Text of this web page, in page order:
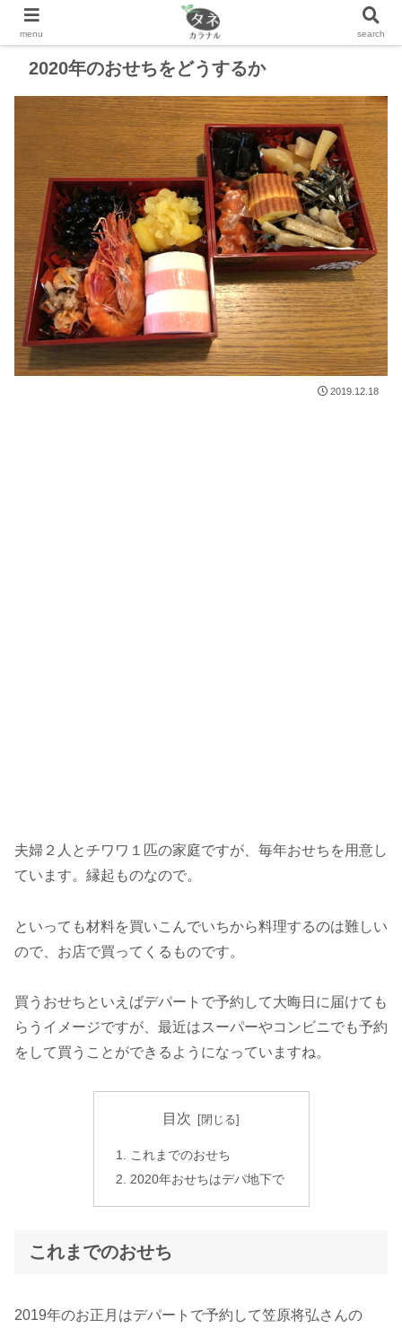
2020年のおせちをどうするか
2019.12.18
夫婦２人とチワワ１匹の家庭ですが、毎年おせちを用意し
ています。縁起ものなので。
といっても材料を買いこんでいちから料理するのは難しい
ので、お店で買ってくるものです。
買うおせちといえばデパートで予約して大晦日に届けても
らうイメージですが、最近はスーパーやコンビニでも予約
をして買うことができるようになっていますね。
目次
これまでのおせち
2020年おせちはデパ地下で
これまでのおせち
2019年のお正月はデパートで予約して笠原将弘さんの